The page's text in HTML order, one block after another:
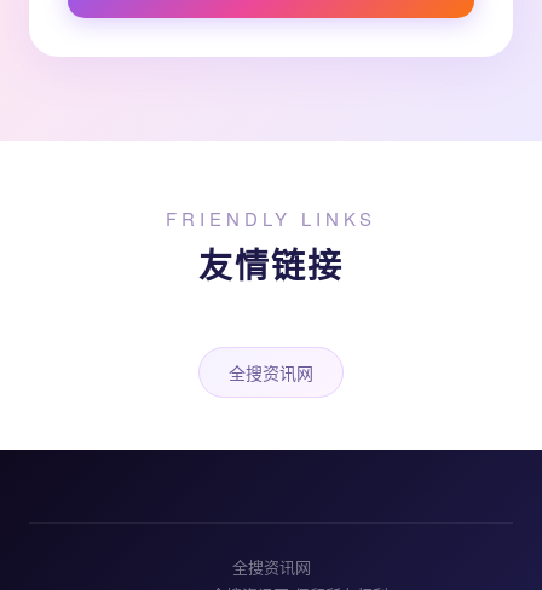
FRIENDLY LINKS
友情链接
全搜资讯网
全搜资讯网